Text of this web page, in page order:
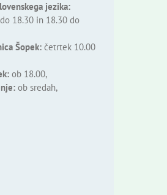
jezika:
18.30 in 18.30 do
Šopek:četrtek 10.00
ob 18.00,
ob sredah,